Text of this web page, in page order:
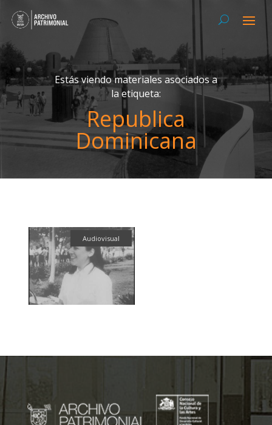
Estás viendo materiales asociados a
la etiqueta:
Republica
Dominicana
Audiovisual